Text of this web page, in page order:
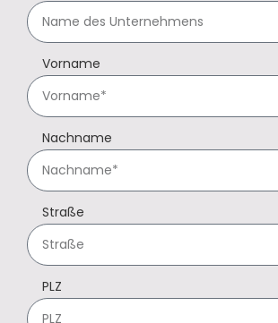
Vorname
Nachname
Straße
PLZ